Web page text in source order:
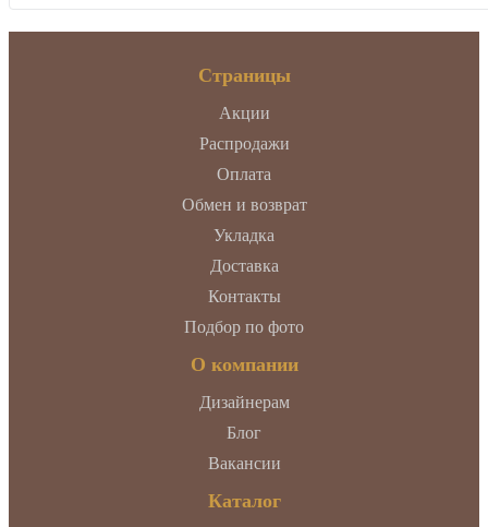
Страницы
Акции
Распродажи
Оплата
Обмен и возврат
Укладка
Доставка
Контакты
Подбор по фото
О компании
Дизайнерам
Блог
Вакансии
Каталог